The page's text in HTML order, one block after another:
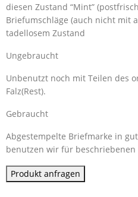
diesen Zustand “Mint”
Briefumschläge (auch nicht mit
tadellosem Zustand
Ungebraucht
Unbenutzt noch mit Teilen des
Falz(Rest).
Gebraucht
Abgestempelte Briefmarke in
benutzen wir für beschriebenen
Produkt anfragen